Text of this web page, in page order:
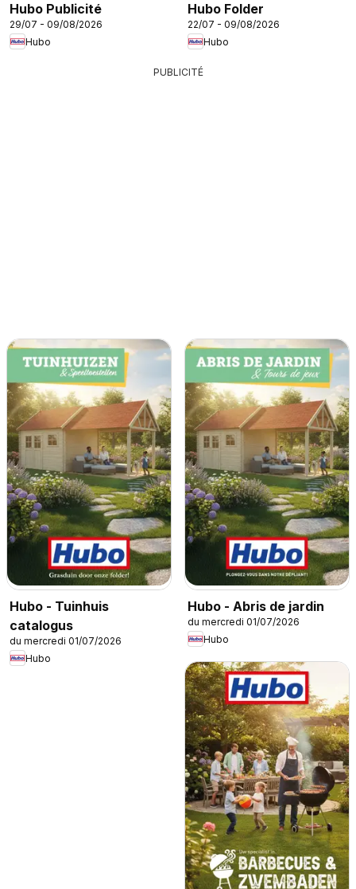
Hubo Publicité
29/07 - 09/08/2026
Hubo
Hubo Folder
22/07 - 09/08/2026
Hubo
PUBLICITÉ
Hubo - Tuinhuis
catalogus
du mercredi 01/07/2026
Hubo
Hubo - Abris de jardin
du mercredi 01/07/2026
Hubo